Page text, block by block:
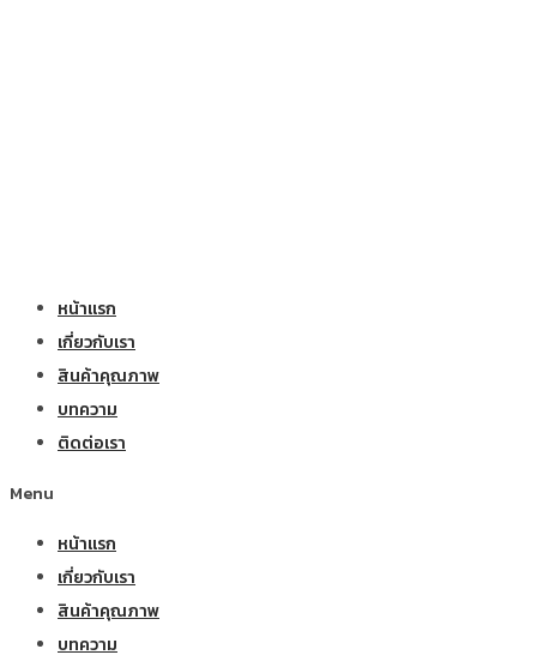
หน้าแรก
เกี่ยวกับเรา
สินค้าคุณภาพ
บทความ
ติดต่อเรา
Menu
หน้าแรก
เกี่ยวกับเรา
สินค้าคุณภาพ
บทความ